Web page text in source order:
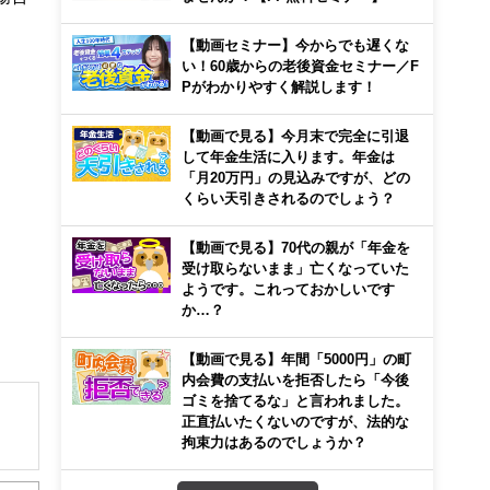
プ
【動画セミナー】今からでも遅くな
い！60歳からの老後資金セミナー／F
Pがわかりやすく解説します！
【動画で見る】今月末で完全に引退
して年金生活に入ります。年金は
「月20万円」の見込みですが、どの
くらい天引きされるのでしょう？
【動画で見る】70代の親が「年金を
受け取らないまま」亡くなっていた
ようです。これっておかしいです
か…？
【動画で見る】年間「5000円」の町
内会費の支払いを拒否したら「今後
ゴミを捨てるな」と言われました。
正直払いたくないのですが、法的な
拘束力はあるのでしょうか？